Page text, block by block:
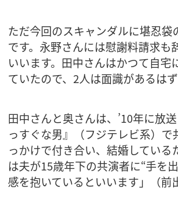
ただ今回のスキャンダルに堪忍袋
です。永野さんには慰謝料請求も
いいます。田中さんはかつて自宅
ていたので、2人は面識があるはず
田中さんと奥さんは、’10年に放
っすぐな男』（フジテレビ系）で
っかけで付き合い、結婚している
は夫が15歳年下の共演者に“手を
感を抱いているといいます」（前